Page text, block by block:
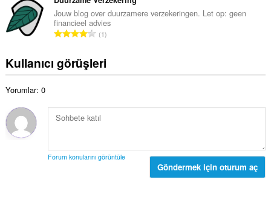
s
ı
:
y
s
a
y
s
ı
l
a
m
y
s
ı
s
Jouw blog over duurzamere verzekeringen. Let op: geen
financieel advies
T
l
o
y
y
1
Kullanıcı görüşleri
Yorumlar: 0
Forum konularını görüntüle
Göndermek için oturum aç